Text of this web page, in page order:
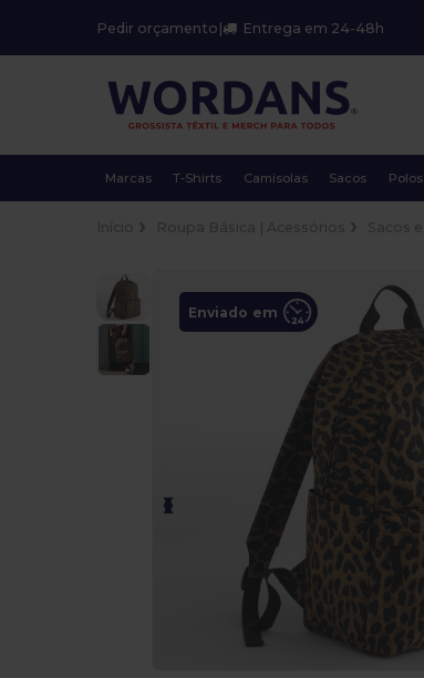
Pedir orçamento | Entrega em 24-48h
Marcas T-Shirts Camisolas Sacos Polos
Enviado em